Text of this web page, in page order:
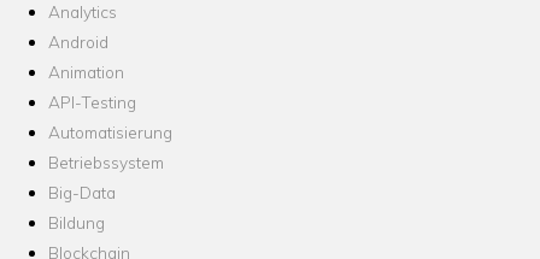
Analytics
Android
Animation
API-Testing
Automatisierung
Betriebssystem
Big-Data
Bildung
Blockchain